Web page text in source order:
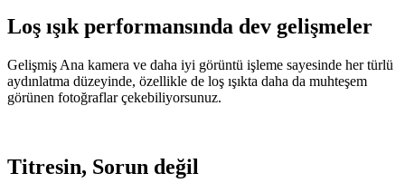
Loş ışık performansında dev gelişmeler
Gelişmiş Ana kamera ve daha iyi görüntü işleme sayesinde her türlü
aydınlatma düzeyinde, özellikle de loş ışıkta daha da muhteşem
görünen fotoğraflar çekebiliyorsunuz.
Titresin, Sorun değil